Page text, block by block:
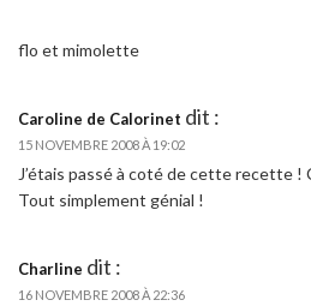
flo et mimolette
Caroline de Calorinet dit :
15 NOVEMBRE 2008 À 19:02
J’étais passé à coté de cette recette !
Tout simplement génial !
Charline dit :
16 NOVEMBRE 2008 À 22:36